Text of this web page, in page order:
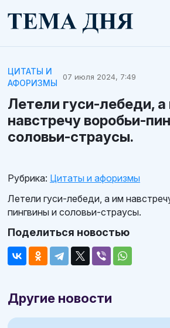
ЦИТАТЫ И
АФОРИЗМЫ
07 июля 2024, 7:49
Летели гуси-лебеди,
навстречу воробьи-
соловьи-страусы.
Рубрика: Цитаты и афоризмы
Летели гуси-лебеди, а им
пингвины и соловьи-страусы.
Поделиться новостью
Другие новости